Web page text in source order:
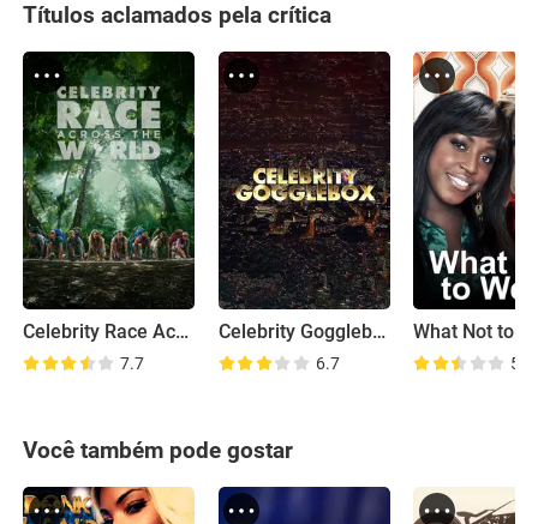
Títulos aclamados pela crítica
Celebrity Race Across the World
7.7
Celebrity Gogglebox
6.7
What Not to
5.7
Você também pode gostar